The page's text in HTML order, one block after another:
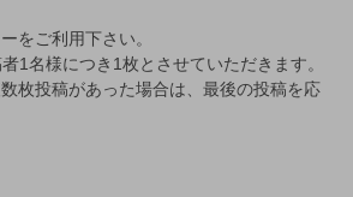
をご利用下さい。
1名様につき1枚とさせていただきます。
枚投稿があった場合は、最後の投稿を応